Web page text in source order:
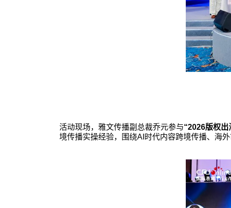
活动现场，雅文传播副总裁乔元参与“2026版权出
境传播实操经验，围绕AI时代内容跨境传播、海